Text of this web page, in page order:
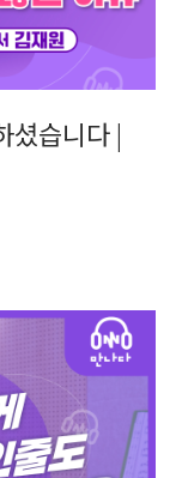
셨습니다 |